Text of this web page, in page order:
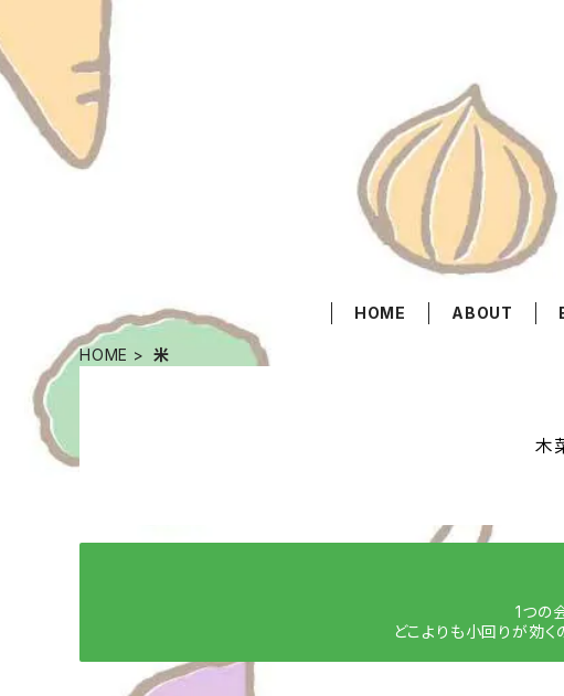
HOME ABOUT
HOME 米
木
1つの
どこよりも小回りが効